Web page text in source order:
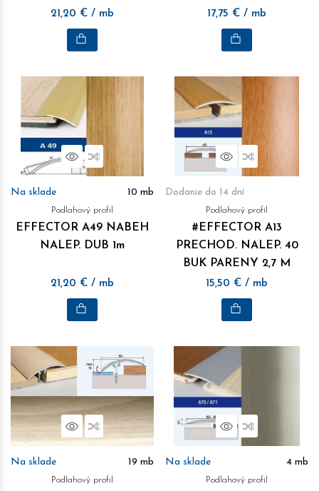
21,20 € / mb 17,75 € / mb
NáhľadPorovnať
Na sklade 10 mb
Podlahový profil
EFFECTOR A49 NABEH
NALEP. DUB 1m
21,20 € / mb
NáhľadPorovnať
Dodanie do 14 dní
Podlahový profil
#EFFECTOR A13
PRECHOD. NALEP. 40
BUK PARENY 2,7 M
15,50 € / mb
NáhľadPorovnať
Na sklade 19 mb
Podlahový profil
NáhľadPorovnať
Na sklade 4 mb
Podlahový profil